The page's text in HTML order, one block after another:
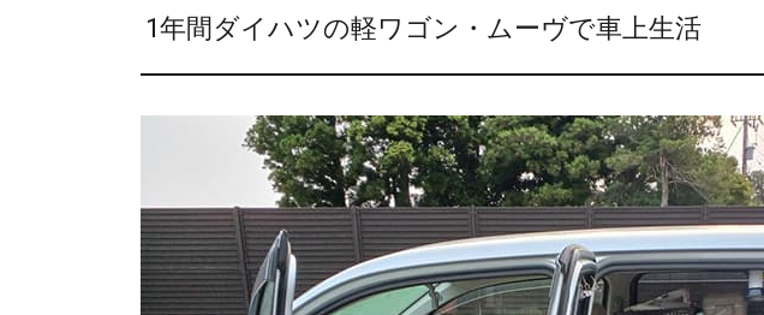
1年間ダイハツの軽ワゴン・ムーヴで車上生活